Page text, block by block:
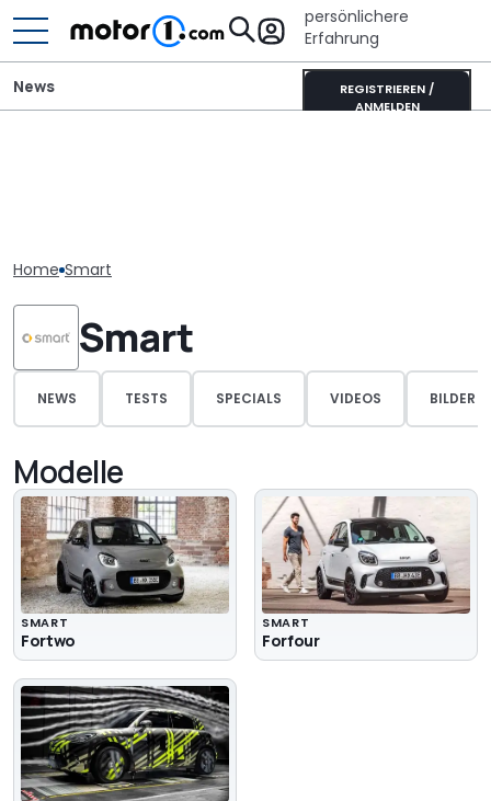
persönlichere
Erfahrung
REGISTRIEREN /
ANMELDEN
News
Home Smart
Smart
NEWS TESTS SPECIALS VIDEOS BILDER
Modelle
SMART
Fortwo
SMART
Forfour